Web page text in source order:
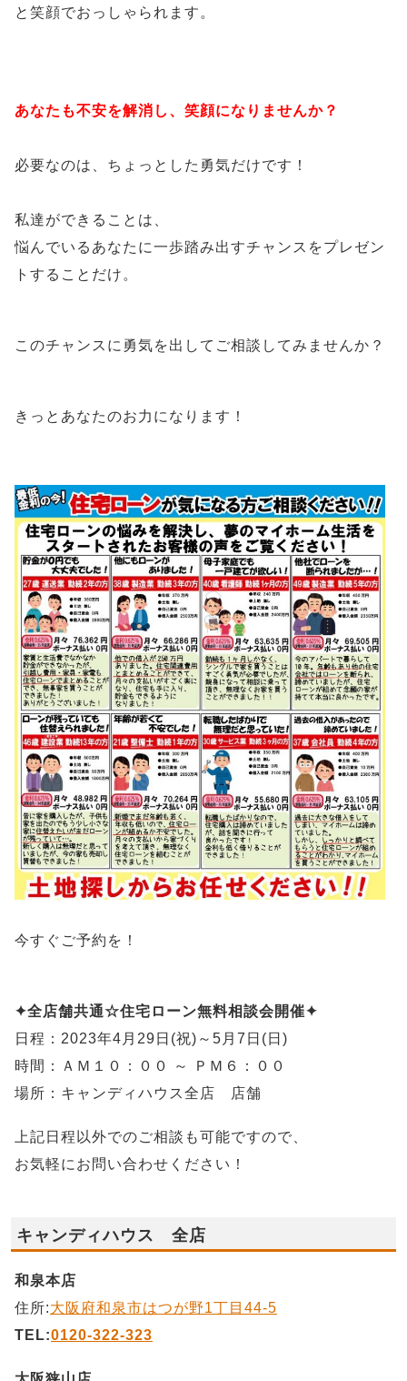
と笑顔でおっしゃられます。
あなたも不安を解消し、笑顔になりませんか？
必要なのは、ちょっとした勇気だけです！
私達ができることは、
悩んでいるあなたに一歩踏み出すチャンスをプレゼン
トすることだけ。
このチャンスに勇気を出してご相談してみませんか？
きっとあなたのお力になります！
今すぐご予約を！
✦全店舗共通☆住宅ローン無料相談会開催✦
日程：2023年4月29日(祝)～5月7日(日)
時間：ＡＭ１０：００ ～ ＰＭ６：００
場所：キャンディハウス全店 店舗
上記日程以外でのご相談も可能ですので、
お気軽にお問い合わせください！
キャンディハウス 全店
和泉本店
住所:大阪府和泉市はつが野1丁目44-5
TEL:0120-322-323